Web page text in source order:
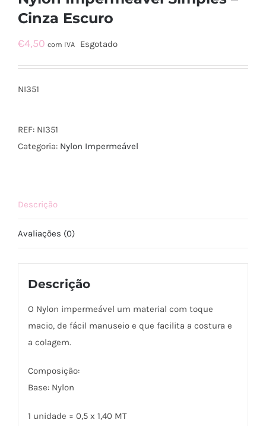
Cinza Escuro
€4,50 com IVA Esgotado
NI351
REF: NI351
Categoria: Nylon Impermeável
Descrição
Avaliações (0)
Descrição
O Nylon impermeável um material com toque
macio, de fácil manuseio e que facilita a costura e
a colagem.
Composição:
Base: Nylon
1 unidade = 0,5 x 1,40 MT